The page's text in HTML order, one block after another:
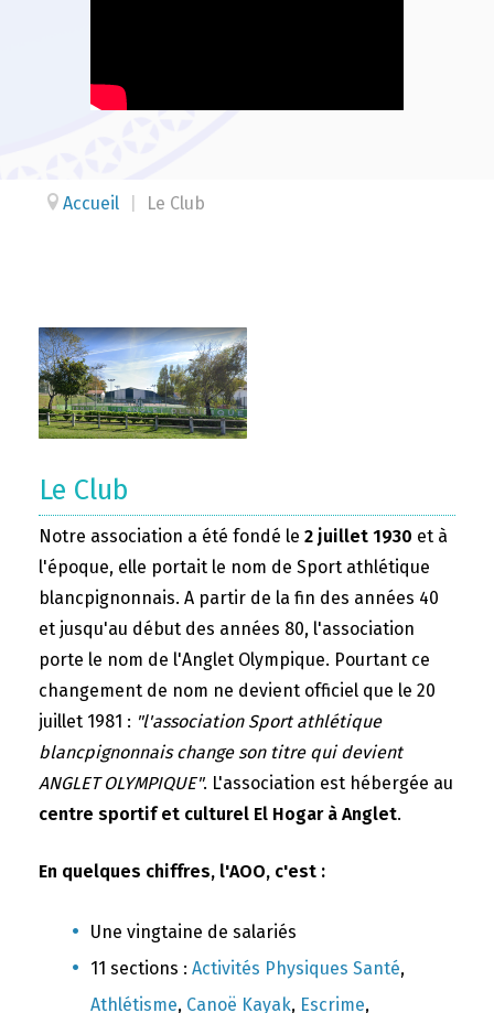
Accueil Le Club
Le Club
Notre association a été fondé le 2 juillet 1930 et à
l'époque, elle portait le nom de Sport athlétique
blancpignonnais. A partir de la fin des années 40
et jusqu'au début des années 80, l'association
porte le nom de l'Anglet Olympique. Pourtant ce
changement de nom ne devient officiel que le 20
juillet 1981 : "l'association Sport athlétique
blancpignonnais change son titre qui devient
ANGLET OLYMPIQUE". L'association est hébergée au
centre sportif et culturel El Hogar à Anglet.
En quelques chiffres, l'AOO, c'est :
Une vingtaine de salariés
11 sections : Activités Physiques Santé,
Athlétisme, Canoë Kayak, Escrime,